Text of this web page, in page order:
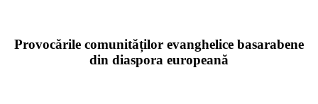
Provocările comunităților evanghelice basarabene
din diaspora europeană